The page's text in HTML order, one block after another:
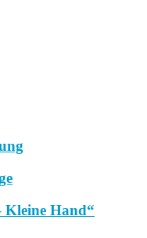
Kleine Hand“